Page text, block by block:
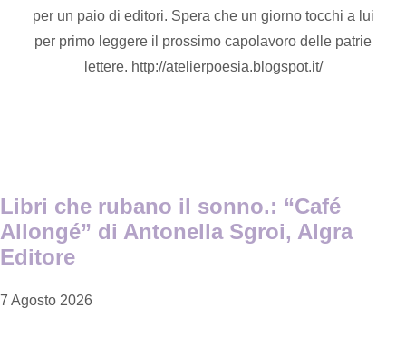
per un paio di editori. Spera che un giorno tocchi a lui
per primo leggere il prossimo capolavoro delle patrie
lettere. http://atelierpoesia.blogspot.it/
Libri che rubano il sonno.: “Café
Allongé” di Antonella Sgroi, Algra
Editore
7 Agosto 2026